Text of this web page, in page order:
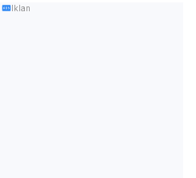
Iklan